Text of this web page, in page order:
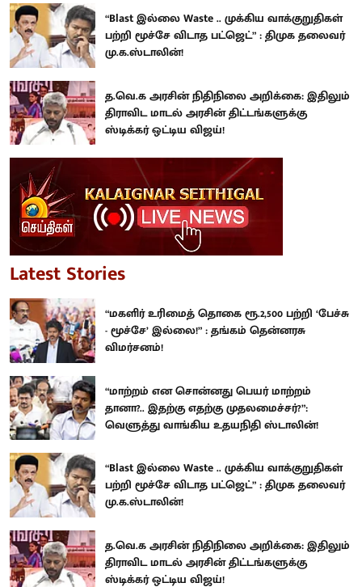
“Blast இல்லை Waste .. முக்கிய வாக்குறுதிகள்
பற்றி மூச்சே விடாத பட்ஜெட்” : திமுக தலைவர்
மு.க.ஸ்டாலின்!
த.வெ.க அரசின் நிதிநிலை அறிக்கை: இதிலும்
திராவிட மாடல் அரசின் திட்டங்களுக்கு
ஸ்டிக்கர் ஒட்டிய விஜய்!
Latest Stories
“மகளிர் உரிமைத் தொகை ரூ.2,500 பற்றி ‘பேச்சு
- மூச்சே’ இல்லை!” : தங்கம் தென்னரசு
விமர்சனம்!
“மாற்றம் என சொன்னது பெயர் மாற்றம்
தானா?.. இதற்கு எதற்கு முதலமைச்சர்?”:
வெளுத்து வாங்கிய உதயநிதி ஸ்டாலின்!
“Blast இல்லை Waste .. முக்கிய வாக்குறுதிகள்
பற்றி மூச்சே விடாத பட்ஜெட்” : திமுக தலைவர்
மு.க.ஸ்டாலின்!
த.வெ.க அரசின் நிதிநிலை அறிக்கை: இதிலும்
திராவிட மாடல் அரசின் திட்டங்களுக்கு
ஸ்டிக்கர் ஒட்டிய விஜய்!